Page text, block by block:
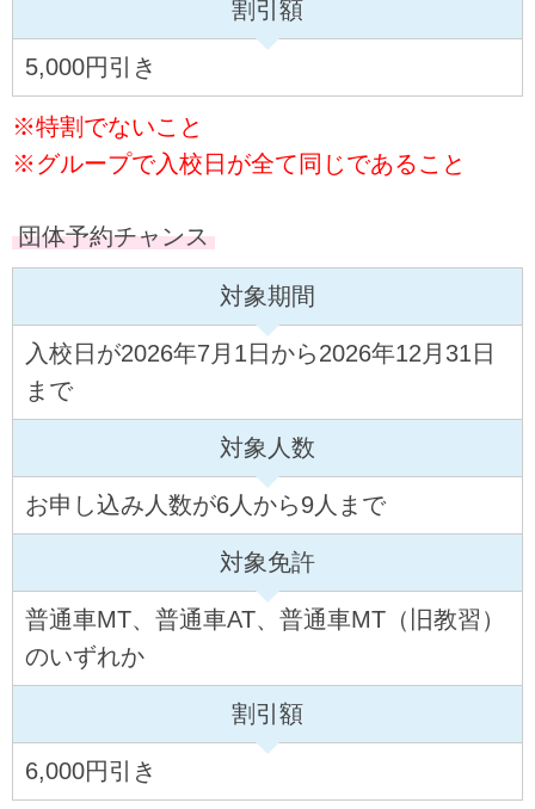
割引額
5,000円引き
※特割でないこと
※グループで入校日が全て同じであること
団体予約チャンス
対象期間
入校日が2026年7月1日から2026年12月31日
まで
対象人数
お申し込み人数が6人から9人まで
対象免許
普通車MT、普通車AT、普通車MT（旧教習）
のいずれか
割引額
6,000円引き